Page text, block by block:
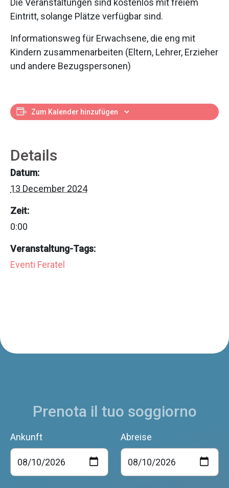
Die Veranstaltungen sind kostenlos mit freiem
Eintritt, solange Plätze verfügbar sind.
Informationsweg für Erwachsene, die eng mit
Kindern zusammenarbeiten (Eltern, Lehrer, Erzieher
und andere Bezugspersonen)
Zum Kalender hinzufügen
Details
Datum:
13 December 2024
Zeit:
0:00
Veranstaltung-Tags:
Eventi Feratel
Prenota il tuo soggiorno
Ankunft Abreise